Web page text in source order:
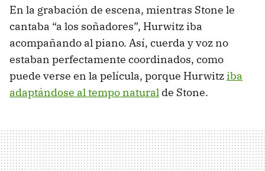
En la grabación de escena, mientras Stone le
cantaba “a los soñadores”, Hurwitz iba
acompañando al piano. Así, cuerda y voz no
estaban perfectamente coordinados, como
puede verse en la película, porque Hurwitziba
adaptándose al tempo natural de Stone.